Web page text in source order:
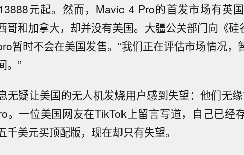
元起。然而，Mavic 4 Pro的首发市场有英
哥和加拿大，却并没有美国。大疆公关部门向《硅
暂时不会在美国发售。“我们正在评估市场情况，
。”
无疑让美国的无人机发烧用户感到失望：他们无
。一位美国网友在TikTok上留言写道，自己已经
千美元买顶配版，现在却只有失望。